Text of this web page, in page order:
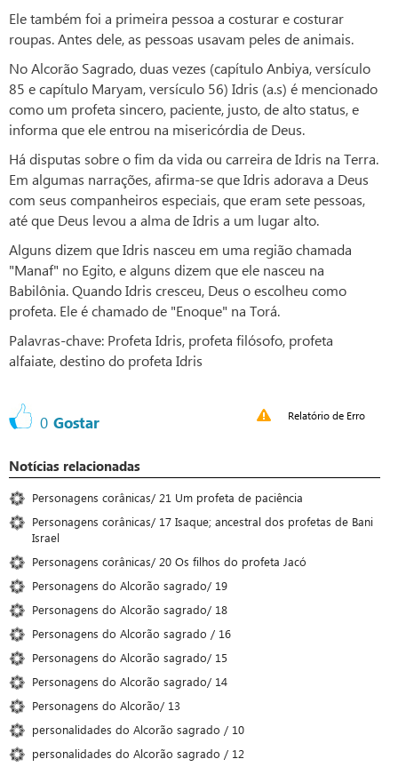
Ele também foi a primeira pessoa a costurar e costurar
roupas. Antes dele, as pessoas usavam peles de animais.
No Alcorão Sagrado, duas vezes (capítulo Anbiya, versículo
85 e capítulo Maryam, versículo 56) Idris (a.s) é mencionado
como um profeta sincero, paciente, justo, de alto status, e
informa que ele entrou na misericórdia de Deus.
Há disputas sobre o fim da vida ou carreira de Idris na Terra.
Em algumas narrações, afirma-se que Idris adorava a Deus
com seus companheiros especiais, que eram sete pessoas,
até que Deus levou a alma de Idris a um lugar alto.
Alguns dizem que Idris nasceu em uma região chamada
"Manaf" no Egito, e alguns dizem que ele nasceu na
Babilônia. Quando Idris cresceu, Deus o escolheu como
profeta. Ele é chamado de "Enoque" na Torá.
Palavras-chave: Profeta Idris, profeta filósofo, profeta
alfaiate, destino do profeta Idris
0 Gostar Relatório de Erro
Notícias relacionadas
Personagens corânicas/ 21 Um profeta de paciência
Personagens corânicas/ 17 Isaque; ancestral dos profetas de Bani
Israel
Personagens corânicas/ 20 Os filhos do profeta Jacó
Personagens do Alcorão sagrado/ 19
Personagens do Alcorão sagrado/ 18
Personagens do Alcorão sagrado / 16
Personagens do Alcorão sagrado/ 15
Personagens do Alcorão sagrado/ 14
Personagens do Alcorão/ 13
personalidades do Alcorão sagrado / 10
personalidades do Alcorão sagrado / 12